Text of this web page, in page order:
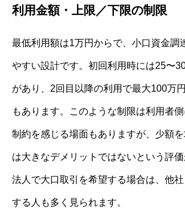
利用金額・上限／下限の制限
最低利用額は1万円からで、小口資金調
やすい設計です。初回利用時には25〜
があり、2回目以降の利用で最大100万
もあります。このような制限は利用者
制約を感じる場面もありますが、少額
は大きなデメリットではないという評価
法人で大口取引を希望する場合は、他
する人も多く見られます。